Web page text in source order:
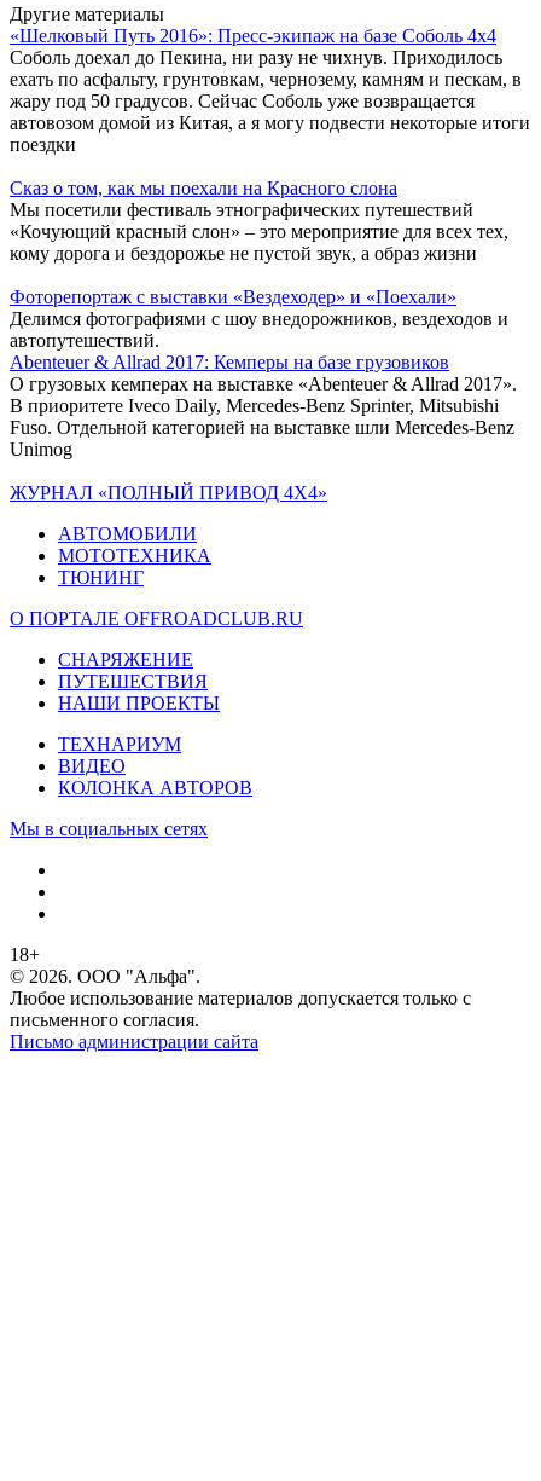
Другие материалы
«Шелковый Путь 2016»: Пресс-экипаж на базе Соболь 4х4
Соболь доехал до Пекина, ни разу не чихнув. Приходилось
ехать по асфальту, грунтовкам, чернозему, камням и пескам, в
жару под 50 градусов. Сейчас Соболь уже возвращается
автовозом домой из Китая, а я могу подвести некоторые итоги
поездки
Сказ о том, как мы поехали на Красного слона
Мы посетили фестиваль этнографических путешествий
«Кочующий красный слон» – это мероприятие для всех тех,
кому дорога и бездорожье не пустой звук, а образ жизни
Фоторепортаж с выставки «Вездеходер» и «Поехали»
Делимся фотографиями с шоу внедорожников, вездеходов и
автопутешествий.
Abenteuer & Allrad 2017: Кемперы на базе грузовиков
О грузовых кемперах на выставке «Abenteuer & Allrad 2017».
В приоритете Iveco Daily, Mercedes-Benz Sprinter, Mitsubishi
Fuso. Отдельной категорией на выставке шли Mercedes-Benz
Unimog
ЖУРНАЛ «ПОЛНЫЙ ПРИВОД 4Х4»
АВТОМОБИЛИ
МОТОТЕХНИКА
ТЮНИНГ
О ПОРТАЛЕ OFFROADCLUB.RU
СНАРЯЖЕНИЕ
ПУТЕШЕСТВИЯ
НАШИ ПРОЕКТЫ
ТЕХНАРИУМ
ВИДЕО
КОЛОНКА АВТОРОВ
Мы в социальных сетях
18+
© 2026. ООО "Альфа".
Любое использование материалов допускается только с
письменного согласия.
Письмо администрации сайта